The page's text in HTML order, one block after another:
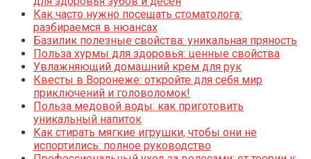
Как часто нужно посещать стоматолога:
разбираемся в нюансах
Базилик полезные свойства: уникальная пряность
Польза хурмы для здоровья: ценные свойства
Увлажняющий домашний крем для рук
Квесты в Воронеже: откройте для себя мир
приключений и головоломок!
Польза медовой воды: как приготовить
уникальный напиток
Как стирать мягкие игрушки, чтобы они не
испортились: полное руководство